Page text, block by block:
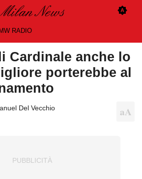
RADIO
Cardinale anche lo
porterebbe al
Del Vecchio